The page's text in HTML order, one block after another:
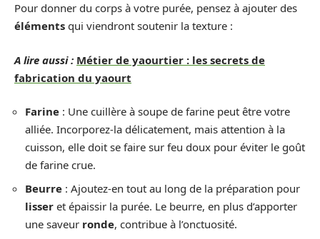
Pour donner du corps à votre purée, pensez à ajouter des
éléments qui viendront soutenir la texture :
A lire aussi : Métier de yaourtier : les secrets de
fabrication du yaourt
Farine : Une cuillère à soupe de farine peut être votre
alliée. Incorporez-la délicatement, mais attention à la
cuisson, elle doit se faire sur feu doux pour éviter le goût
de farine crue.
Beurre : Ajoutez-en tout au long de la préparation pour
lisser et épaissir la purée. Le beurre, en plus d’apporter
une saveur ronde, contribue à l’onctuosité.